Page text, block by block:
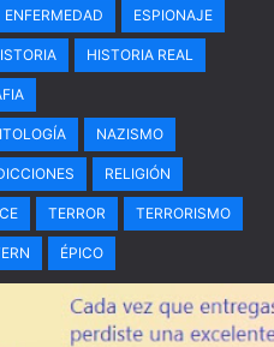
ENFERMEDAD ESPIONAJE
HISTORIA REAL
NAZISMO
RELIGIÓN
TERROR TERRORISMO
ÉPICO